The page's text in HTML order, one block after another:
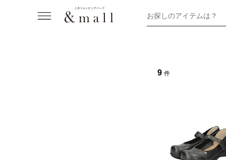
お探しのアイテムは？
9 件